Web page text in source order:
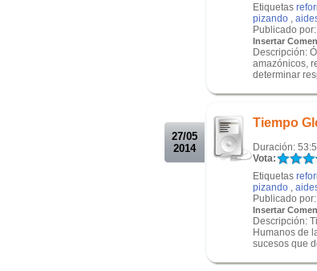
Etiquetas
pizando ,
Publicado por:
Insertar
Descripción:
amazónicos,
determinar
27/05
2014
Tiempo
Duración:
Vota:
Etiquetas
pizando ,
Publicado por:
Insertar
Descripción:
Humanos de
sucesos que